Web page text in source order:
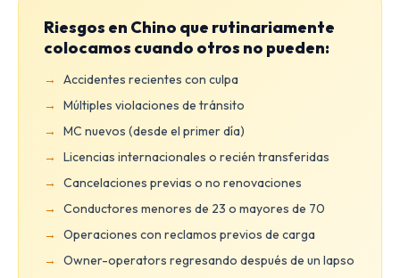
Riesgos en Chino que rutinariamente
colocamos cuando otros no pueden:
Accidentes recientes con culpa
Múltiples violaciones de tránsito
MC nuevos (desde el primer día)
Licencias internacionales o recién transferidas
Cancelaciones previas o no renovaciones
Conductores menores de 23 o mayores de 70
Operaciones con reclamos previos de carga
Owner-operators regresando después de un lapso